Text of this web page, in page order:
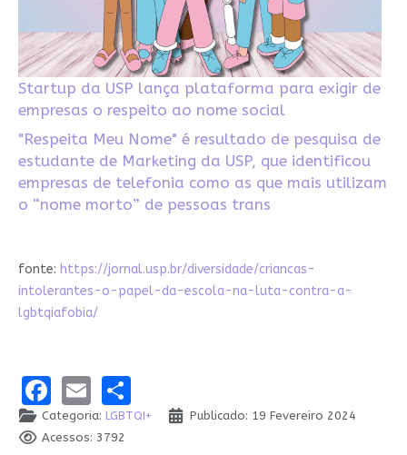
Startup da USP lança plataforma para exigir de
empresas o respeito ao nome social
"Respeita Meu Nome" é resultado de pesquisa de
estudante de Marketing da USP, que identificou
empresas de telefonia como as que mais utilizam
o “nome morto” de pessoas trans
fonte: https://jornal.usp.br/diversidade/criancas-
intolerantes-o-papel-da-escola-na-luta-contra-a-
lgbtqiafobia/
Facebook
EmailShare
Categoria: LGBTQI+
Publicado: 19 Fevereiro 2024
Acessos: 3792